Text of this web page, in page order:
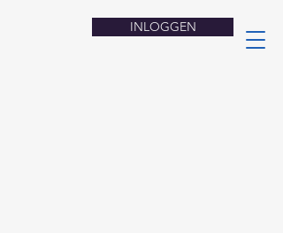
INLOGGEN